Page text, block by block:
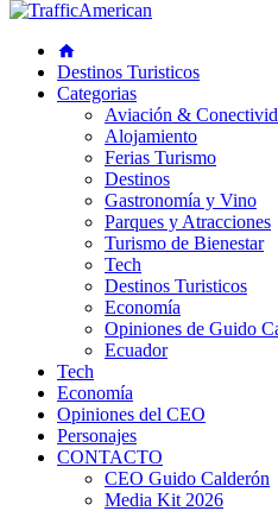
Destinos Turisticos
Categorias
Aviación &
Alojamiento
Ferias Turismo
Destinos
Gastronomía y Vino
Parques y Atracciones
Turismo de Bienestar
Tech
Destinos Turisticos
Economía
Opiniones de Guido
Ecuador
Tech
Economía
Opiniones del CEO
Personajes
CONTACTO
CEO Guido Calderón
Media Kit 2026